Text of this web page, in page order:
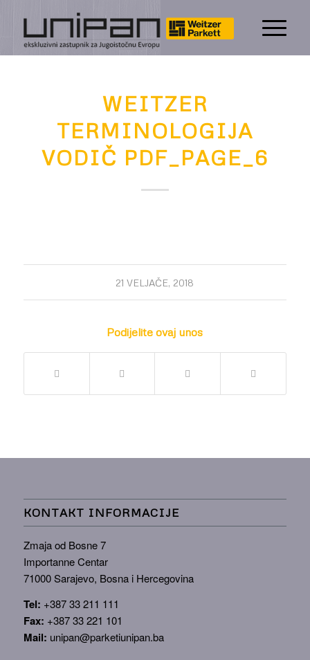
WEITZER
TERMINOLOGIJA
VODIČ PDF_PAGE_6
21 VELJAČE, 2018
Podijelite ovaj unos
KONTAKT INFORMACIJE
Zmaja od Bosne 7
Importanne Centar
71000 Sarajevo, Bosna i Hercegovina
Tel: +387 33 211 111
Fax: +387 33 221 101
Mail: unipan@parketiunipan.ba